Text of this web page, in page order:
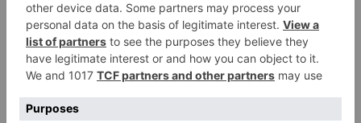
verwandelt man sich wieder in den respektablen
Mitmenschen, der man vorher auch schon war.
Aber wir brauchen diese Ventile, bei denen wir
Spannungen abbauen oder transformieren können,
wir brauchen als das Gleichgewichte aus erdendem